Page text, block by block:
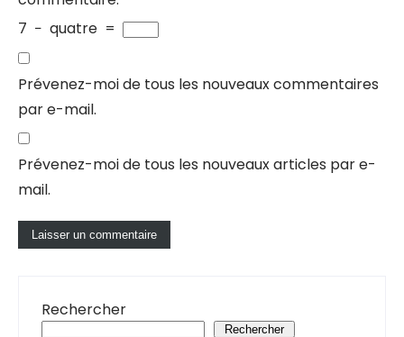
7 − quatre =
Prévenez-moi de tous les nouveaux commentaires
par e-mail.
Prévenez-moi de tous les nouveaux articles par e-
mail.
Rechercher
Rechercher